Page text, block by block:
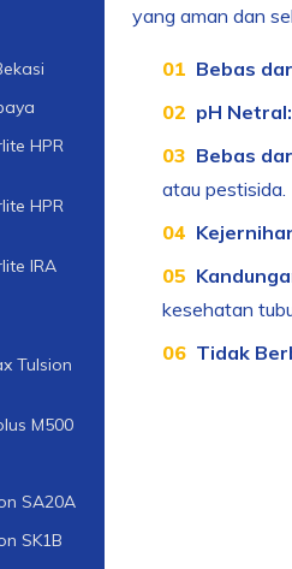
yang aman dan
Bebas
pH Netral:
Bebas
atau pestisida.
kesehatan
Tidak
HPR
HPR
IRA
Tulsion
M500
SA20A
SK1B